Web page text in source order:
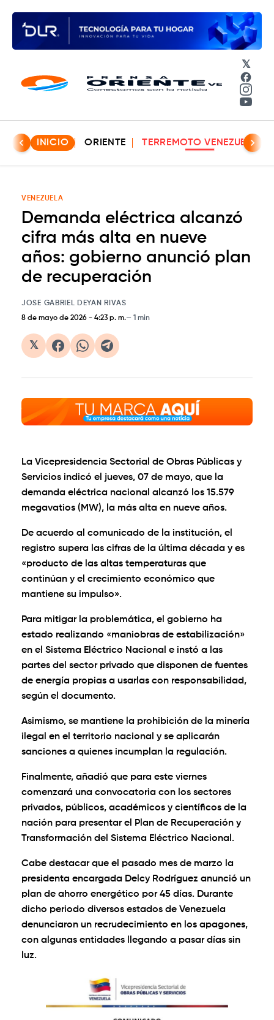
𝕏
INICIO ORIENTE TERREMOTO VENEZUELA
VENEZUELA
Demanda eléctrica alcanzó
cifra más alta en nueve
años: gobierno anunció plan
de recuperación
JOSE GABRIEL DEYAN RIVAS
8 de mayo de 2026 - 4:23 p. m. 1 min
𝕏
La Vicepresidencia Sectorial de Obras Públicas y
Servicios indicó el jueves, 07 de mayo, que la
demanda eléctrica nacional alcanzó los 15.579
megavatios (MW), la más alta en nueve años.
De acuerdo al comunicado de la institución, el
registro supera las cifras de la última década y es
«producto de las altas temperaturas que
continúan y el crecimiento económico que
mantiene su impulso».
Para mitigar la problemática, el gobierno ha
estado realizando «maniobras de estabilización»
en el Sistema Eléctrico Nacional e instó a las
partes del sector privado que disponen de fuentes
de energía propias a usarlas con responsabilidad,
según el documento.
Asimismo, se mantiene la prohibición de la minería
ilegal en el territorio nacional y se aplicarán
sanciones a quienes incumplan la regulación.
Finalmente, añadió que para este viernes
comenzará una convocatoria con los sectores
privados, públicos, académicos y científicos de la
nación para presentar el Plan de Recuperación y
Transformación del Sistema Eléctrico Nacional.
Cabe destacar que el pasado mes de marzo la
presidenta encargada Delcy Rodríguez anunció un
plan de ahorro energético por 45 días. Durante
dicho periodo diversos estados de Venezuela
denunciaron un recrudecimiento en los apagones,
con algunas entidades llegando a pasar días sin
luz.